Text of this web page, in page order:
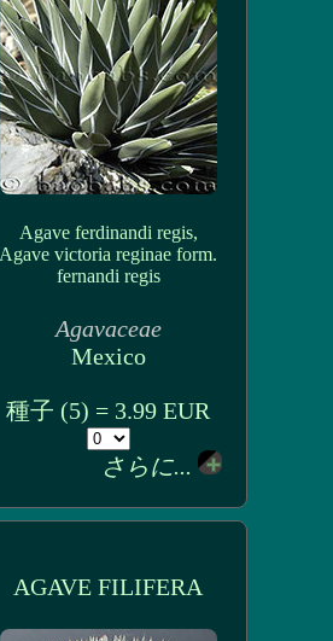
Agave ferdinandi regis,
Agave victoria reginae form.
fernandi regis
Agavaceae
Mexico
種子 (5) = 3.99 EUR
さらに...
AGAVE FILIFERA